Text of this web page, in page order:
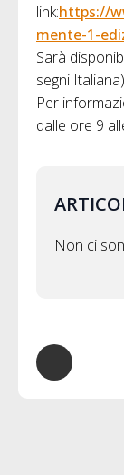
link:https://
mente-1-
Sarà
segni
Per
dalle ore 9
Non ci